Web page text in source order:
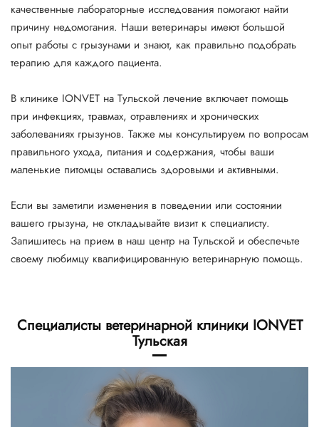
качественные лабораторные исследования помогают найти
причину недомогания. Наши ветеринары имеют большой
опыт работы с грызунами и знают, как правильно подобрать
терапию для каждого пациента.
В клинике IONVET на Тульской лечение включает помощь
при инфекциях, травмах, отравлениях и хронических
заболеваниях грызунов. Также мы консультируем по вопросам
правильного ухода, питания и содержания, чтобы ваши
маленькие питомцы оставались здоровыми и активными.
Если вы заметили изменения в поведении или состоянии
вашего грызуна, не откладывайте визит к специалисту.
Запишитесь на прием в наш центр на Тульской и обеспечьте
своему любимцу квалифицированную ветеринарную помощь.
Специалисты ветеринарной клиники IONVET
Тульская